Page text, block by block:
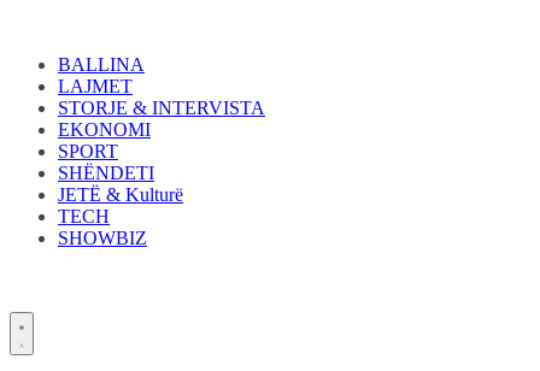
contentBALLINA
LAJMET
STORJE & INTERVISTA
EKONOMI
SPORT
SHËNDETI
JETË & Kulturë
TECH
SHOWBIZ